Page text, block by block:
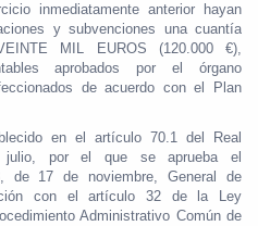
inmediatamente anterior hayan
y subvenciones una cuantía
MIL EUROS (120.000 €),
aprobados por el órgano
de acuerdo con el Plan
en el artículo 70.1 del Real
julio, por el que se aprueba el
de 17 de noviembre, General de
con el artículo 32 de la Ley
Administrativo Común de